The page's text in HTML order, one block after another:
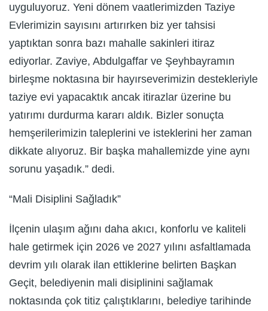
uyguluyoruz. Yeni dönem vaatlerimizden Taziye
Evlerimizin sayısını artırırken biz yer tahsisi
yaptıktan sonra bazı mahalle sakinleri itiraz
ediyorlar. Zaviye, Abdulgaffar ve Şeyhbayramın
birleşme noktasına bir hayırseverimizin destekleriyle
taziye evi yapacaktık ancak itirazlar üzerine bu
yatırımı durdurma kararı aldık. Bizler sonuçta
hemşerilerimizin taleplerini ve isteklerini her zaman
dikkate alıyoruz. Bir başka mahallemizde yine aynı
sorunu yaşadık.” dedi.
“Mali Disiplini Sağladık”
İlçenin ulaşım ağını daha akıcı, konforlu ve kaliteli
hale getirmek için 2026 ve 2027 yılını asfaltlamada
devrim yılı olarak ilan ettiklerine belirten Başkan
Geçit, belediyenin mali disiplinini sağlamak
noktasında çok titiz çalıştıklarını, belediye tarihinde